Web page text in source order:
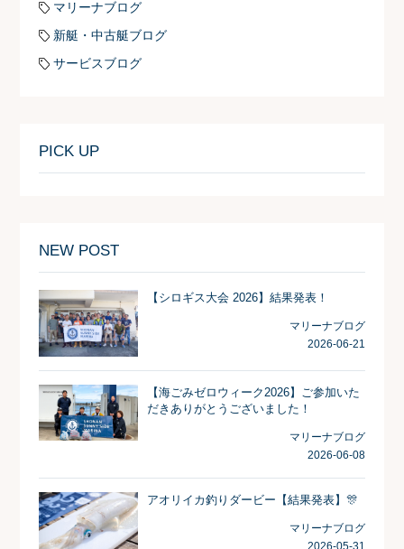
マリーナブログ
新艇・中古艇ブログ
サービスブログ
PICK UP
NEW POST
【シロギス大会 2026】結果発表！
マリーナブログ
2026-06-21
【海ごみゼロウィーク2026】ご参加いた
だきありがとうございました！
マリーナブログ
2026-06-08
アオリイカ釣りダービー【結果発表】🎊
マリーナブログ
2026-05-31